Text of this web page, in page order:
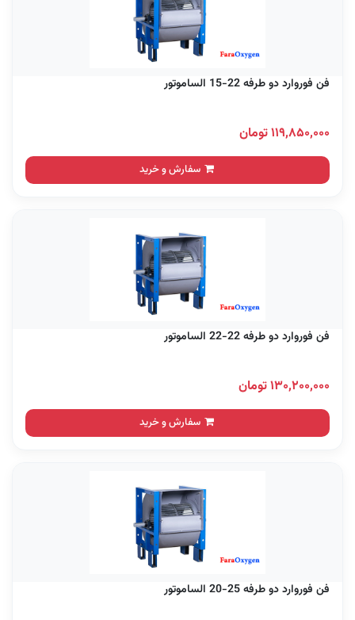
فن فوروارد دو طرفه 22-15 الساموتور
۱۱۹,۸۵۰,۰۰۰ تومان
سفارش و خرید
فن فوروارد دو طرفه 22-22 الساموتور
۱۳۰,۲۰۰,۰۰۰ تومان
سفارش و خرید
فن فوروارد دو طرفه 25-20 الساموتور